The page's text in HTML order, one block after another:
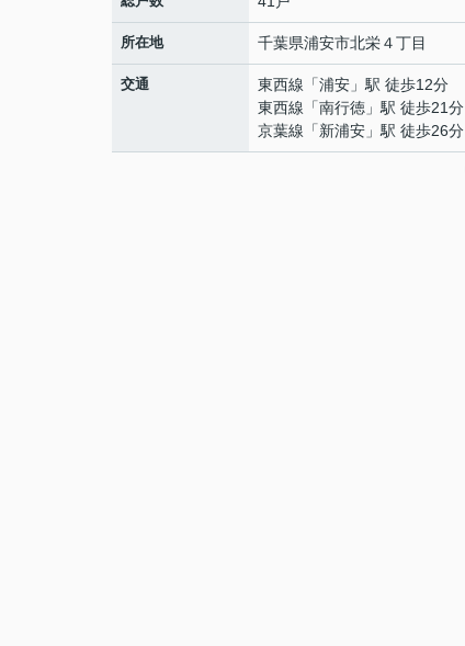
所在地 千葉県浦安市北栄４丁目
交通 東西線 「浦安 」駅 徒歩12分
東西線 「南行徳 」駅 徒歩21分
京葉線 「新浦安 」駅 徒歩26分